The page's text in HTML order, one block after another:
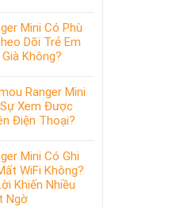
Mini Có Phù
Dõi Trẻ Em
Không?
Ranger Mini
Xem Được
Điện Thoại?
Mini Có Ghi
WiFi Không?
Khiến Nhiều
Ngờ